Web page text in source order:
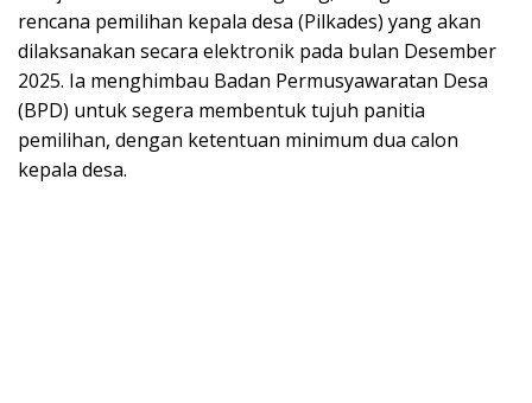
rencana pemilihan kepala desa (Pilkades) yang akan
dilaksanakan secara elektronik pada bulan Desember
2025. Ia menghimbau Badan Permusyawaratan Desa
(BPD) untuk segera membentuk tujuh panitia
pemilihan, dengan ketentuan minimum dua calon
kepala desa.